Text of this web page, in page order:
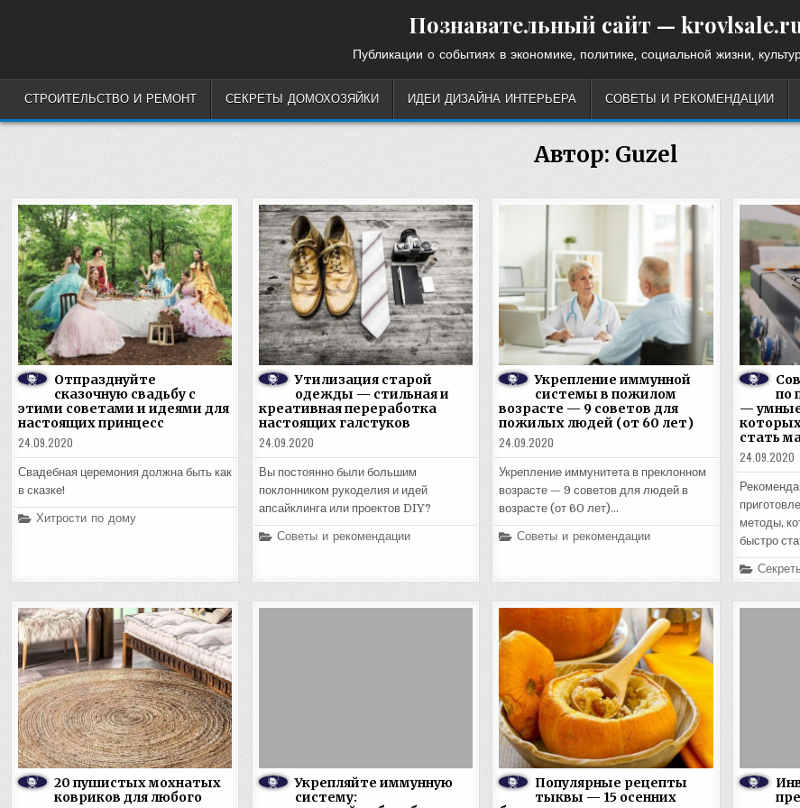
Познавательный сайт —
Публикации о событиях в экономике, политике, социальной жизни,
СТРОИТЕЛЬСТВО И РЕМОНТ СЕКРЕТЫ ДОМОХОЗЯЙКИ ИДЕИ ДИЗАЙНА ИНТЕРЬЕРА СОВЕТЫ И РЕКОМЕНДАЦИИ
Автор: Guzel
Отпразднуйте
сказочную свадьбу с
этими советами и идеями для
настоящих принцесс
24.09.2020
Свадебная церемония должна быть как
в сказке!
Posted
Хитрости по дому
Утилизация старой
одежды — стильная и
креативная переработка
настоящих галстуков
24.09.2020
Вы постоянно были большим
поклонником рукоделия и идей
апсайклинга или проектов DIY?
Posted
Советы и рекомендации
Укрепление иммунной
системы в пожилом
возрасте — 9 советов для
пожилых людей (от 60 лет)
24.09.2020
Укрепление иммунитета в преклонном
возрасте — 9 советов для людей в
возрасте (от 60 лет)…
Posted
Советы и рекомендации
по
—
стать
24.09.2020
методы,
быстро
Posted
in
20 пушистых мохнатых
ковриков для любого
Укрепляйте иммунную
систему:
Популярные рецепты
тыквы — 15 осенних